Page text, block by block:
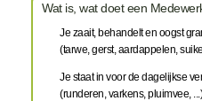
Wat is, wat doet een
Je zaait, behandelt en oogst
(tarwe, gerst, aardappelen,
Je staat in voor de dagelijkse
(runderen, varkens, pluimvee,